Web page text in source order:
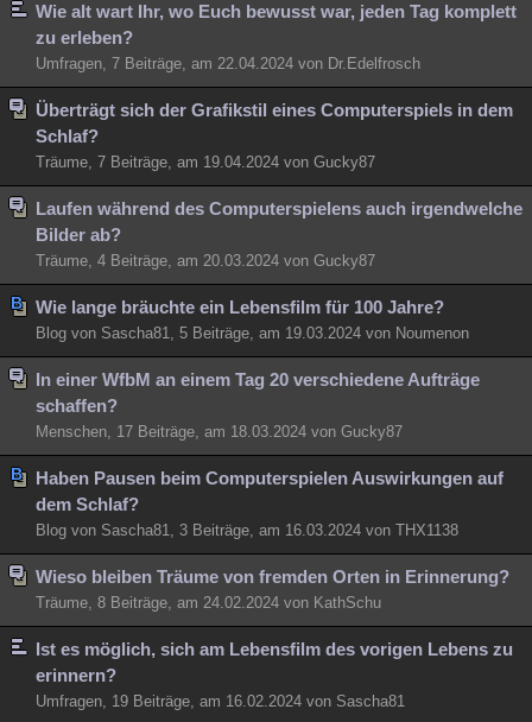
Wie alt wart Ihr, wo Euch bewusst war, jeden Tag komplett
zu erleben?
Umfragen, 7 Beiträge, am 22.04.2024 von Dr.Edelfrosch
Überträgt sich der Grafikstil eines Computerspiels in dem
Schlaf?
Träume, 7 Beiträge, am 19.04.2024 von Gucky87
Laufen während des Computerspielens auch irgendwelche
Bilder ab?
Träume, 4 Beiträge, am 20.03.2024 von Gucky87
Wie lange bräuchte ein Lebensfilm für 100 Jahre?
Blog von Sascha81, 5 Beiträge, am 19.03.2024 von Noumenon
In einer WfbM an einem Tag 20 verschiedene Aufträge
schaffen?
Menschen, 17 Beiträge, am 18.03.2024 von Gucky87
Haben Pausen beim Computerspielen Auswirkungen auf
dem Schlaf?
Blog von Sascha81, 3 Beiträge, am 16.03.2024 von THX1138
Wieso bleiben Träume von fremden Orten in Erinnerung?
Träume, 8 Beiträge, am 24.02.2024 von KathSchu
Ist es möglich, sich am Lebensfilm des vorigen Lebens zu
erinnern?
Umfragen, 19 Beiträge, am 16.02.2024 von Sascha81